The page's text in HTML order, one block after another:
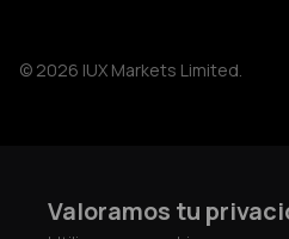
© 2026 IUX Markets Limited.
Valoramos tu